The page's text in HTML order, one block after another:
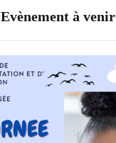
Evènement à venir